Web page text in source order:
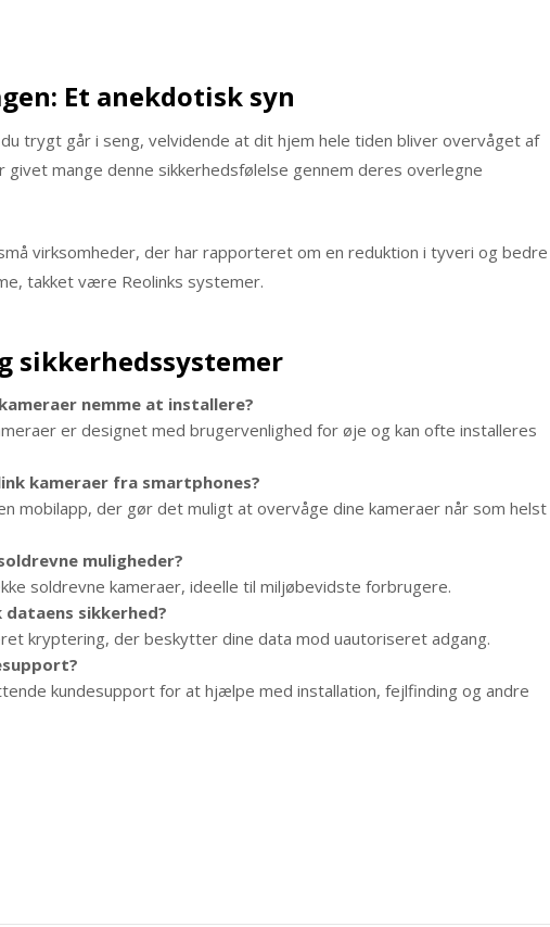
Et anekdotisk syn
trygt går i seng, velvidende at dit hjem hele tiden bliver overvåget af
givet mange denne sikkerhedsfølelse gennem deres overlegne
virksomheder, der har rapporteret om en reduktion i tyveri og bedre
takket være Reolinks systemer.
sikkerhedssystemer
nemme at installere?
er designet med brugervenlighed for øje og kan ofte installeres
kameraer fra smartphones?
mobilapp, der gør det muligt at overvåge dine kameraer når som helst
muligheder?
soldrevne kameraer, ideelle til miljøbevidste forbrugere.
dataens sikkerhed?
kryptering, der beskytter dine data mod uautoriseret adgang.
kundesupport for at hjælpe med installation, fejlfinding og andre